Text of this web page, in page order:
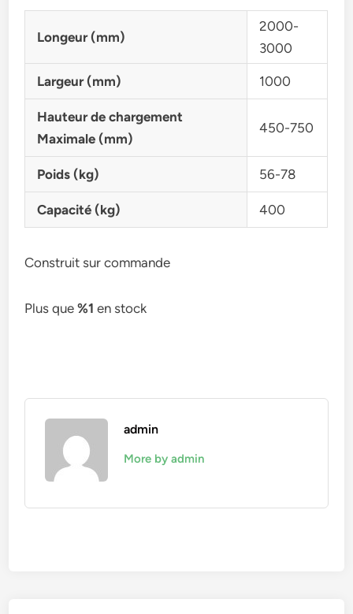
Longeur (mm)
2000-
3000
Largeur (mm) 1000
Hauteur de chargement
Maximale (mm)
450-750
Poids (kg) 56-78
Capacité (kg) 400
Construit sur commande
Plus que%1 en stock
admin
More by admin